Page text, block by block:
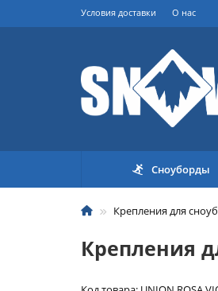
Условия доставки О нас
Сноуборды
Крепления для
Крепления